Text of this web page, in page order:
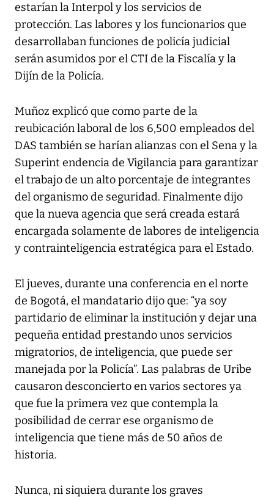
estarían la Interpol y los servicios de
protección. Las labores y los funcionarios que
desarrollaban funciones de policía judicial
serán asumidos por el CTI de la Fiscalía y la
Dijín de la Policía.
Muñoz explicó que como parte de la
reubicación laboral de los 6,500 empleados del
DAS también se harían alianzas con el Sena y la
Superint endencia de Vigilancia para garantizar
el trabajo de un alto porcentaje de integrantes
del organismo de seguridad. Finalmente dijo
que la nueva agencia que será creada estará
encargada solamente de labores de inteligencia
y contrainteligencia estratégica para el Estado.
El jueves, durante una conferencia en el norte
de Bogotá, el mandatario dijo que: “ya soy
partidario de eliminar la institución y dejar una
pequeña entidad prestando unos servicios
migratorios, de inteligencia, que puede ser
manejada por la Policía”. Las palabras de Uribe
causaron desconcierto en varios sectores ya
que fue la primera vez que contempla la
posibilidad de cerrar ese organismo de
inteligencia que tiene más de 50 años de
historia.
Nunca, ni siquiera durante los graves